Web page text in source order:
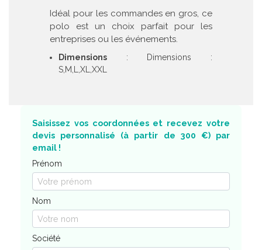
Idéal pour les commandes en gros, ce
polo est un choix parfait pour les
entreprises ou les événements.
Dimensions : Dimensions :
S,M,L,XL,XXL
Saisissez vos coordonnées et recevez votre
devis personnalisé (à partir de 300 €) par
email !
Prénom
Nom
Société